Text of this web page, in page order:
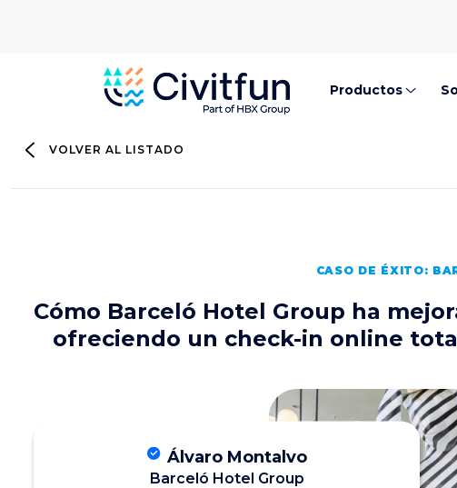
Productos
VOLVER AL LISTADO
CASO DE ÉXITO:
Cómo Barceló Hotel Group ha
ofreciendo un check-in online
Álvaro Montalvo
Barceló Hotel Group